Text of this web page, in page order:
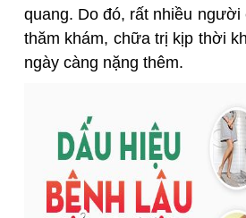
quang. Do đó, rất nhiều người
thăm khám, chữa trị kịp thời
ngày càng nặng thêm.